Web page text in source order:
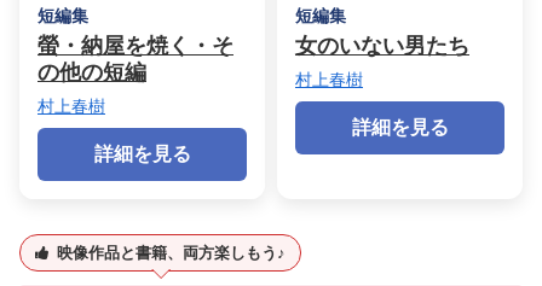
短編集
螢・納屋を焼く・そ
の他の短編
村上春樹
詳細を見る
短編集
女のいない男たち
村上春樹
詳細を見る
映像作品と書籍、両方楽しもう♪